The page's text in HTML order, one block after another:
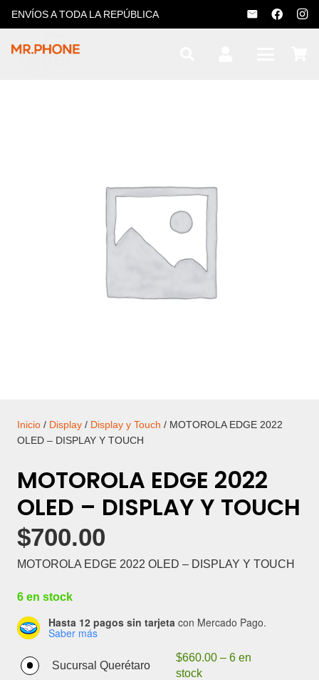
ENVÍOS A TODA LA REPÚBLICA
Inicio / Display / Display y Touch / MOTOROLA EDGE 2022
OLED – DISPLAY Y TOUCH
MOTOROLA EDGE 2022
OLED – DISPLAY Y TOUCH
$700.00
MOTOROLA EDGE 2022 OLED – DISPLAY Y TOUCH
6 en stock
Hasta 12 pagos sin tarjeta con Mercado Pago.
Saber más
Sucursal Querétaro
$660.00– 6 en
stock